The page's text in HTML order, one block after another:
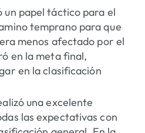
un papel táctico para el
temprano para que
menos afectado por el
en la meta final,
en la clasificación
una excelente
las expectativas con